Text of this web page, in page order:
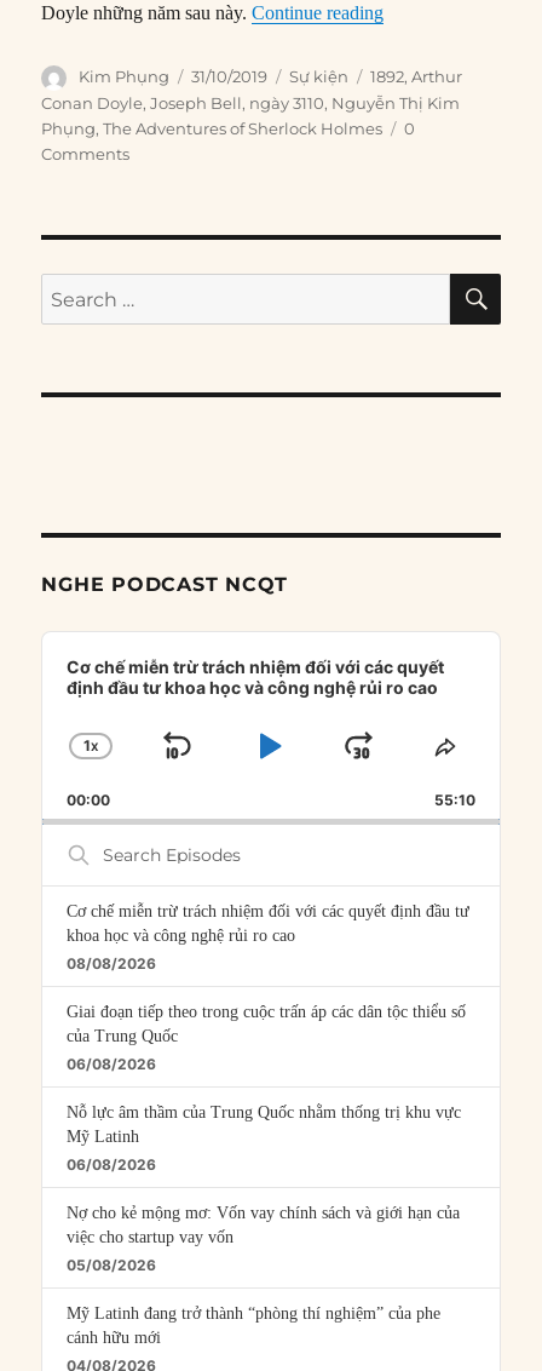
Doyle những năm sau này.Continue reading“31/10/1892: Xuất
Author
Kim Phụng
Posted
on
31/10/2019 Categories
Sự kiện Tags
1892,Arthur
Conan Doyle,Joseph Bell, ngày 3110, Nguyễn Thị Kim
Phụng,The Adventures of Sherlock Holmes
0
Comments
Search
for:
NGHE PODCAST NCQT
Audio
Player
Cơ chế miễn trừ trách nhiệm đối với các quyết
định đầu tư khoa học và công nghệ rủi ro cao
CHANGE
RATE
1X
SKIP
PLAYJUMP
FORWARD
SHARE
00:00 55:10
Search
Episodes
Cơ chế miễn trừ trách nhiệm đối với các quyết định đầu tư
khoa học và công nghệ rủi ro cao
08/08/2026
Giai đoạn tiếp theo trong cuộc trấn áp các dân tộc thiểu số
của Trung Quốc
06/08/2026
Nỗ lực âm thầm của Trung Quốc nhằm thống trị khu vực
Mỹ Latinh
06/08/2026
Nợ cho kẻ mộng mơ: Vốn vay chính sách và giới hạn của
việc cho startup vay vốn
05/08/2026
Mỹ Latinh đang trở thành “phòng thí nghiệm” của phe
cánh hữu mới
04/08/2026